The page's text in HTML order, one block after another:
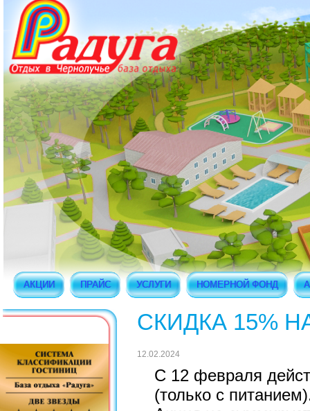
АКЦИИ ПРАЙС УСЛУГИ НОМЕРНОЙ ФОНД
СКИДКА 15%
12.02.2024
С 12 февраля
(только с